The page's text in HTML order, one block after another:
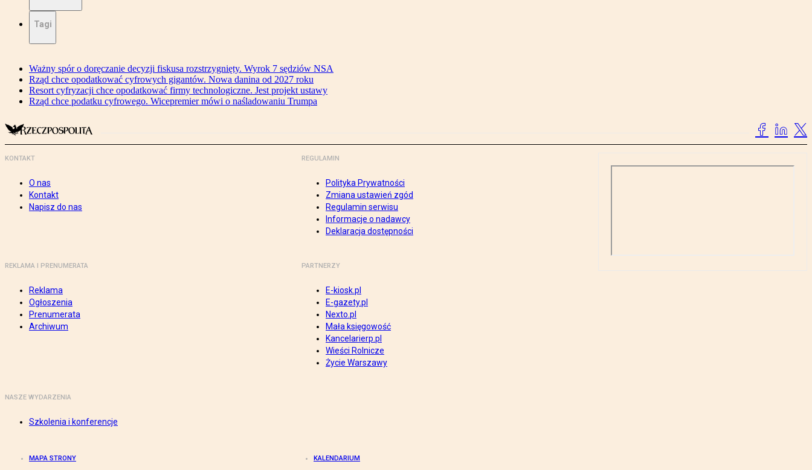
Tagi
Ważny spór o doręczanie decyzji fiskusa rozstrzygnięty. Wyrok 7 sędziów NSA
Rząd chce opodatkować cyfrowych gigantów. Nowa danina od 2027 roku
Resort cyfryzacji chce opodatkować firmy technologiczne. Jest projekt ustawy
Rząd chce podatku cyfrowego. Wicepremier mówi o naśladowaniu Trumpa
KONTAKT
O nas
Kontakt
Napisz do nas
REGULAMIN
Polityka Prywatności
Zmiana ustawień zgód
Regulamin serwisu
Informacje o nadawcy
Deklaracja dostępności
REKLAMA I PRENUMERATA
Reklama
Ogłoszenia
Prenumerata
Archiwum
PARTNERZY
E-kiosk.pl
E-gazety.pl
Nexto.pl
Mała księgowość
Kancelarierp.pl
Wieści Rolnicze
Życie Warszawy
NASZE WYDARZENIA
Szkolenia i konferencje
MAPA STRONY KALENDARIUM